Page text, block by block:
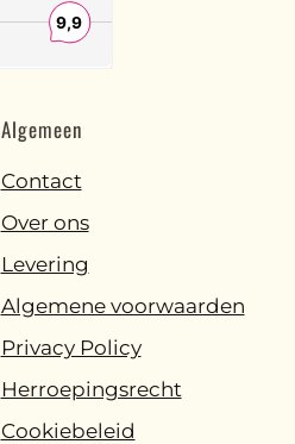
Algemeen
Contact
Over ons
Levering
Algemene voorwaarden
Privacy Policy
Herroepingsrecht
Cookiebeleid